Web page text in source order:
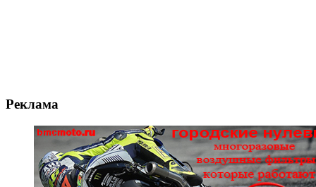
Реклама